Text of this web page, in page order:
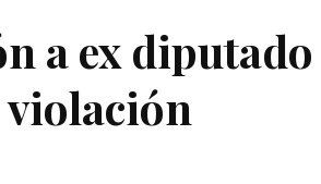
a ex diputado